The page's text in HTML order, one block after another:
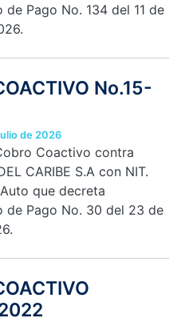
de Pago No. 134 del 11 de
No.15-
de 2026
Coactivo contra
CARIBE S.A con NIT.
que decreta
de Pago No. 30 del 23 de